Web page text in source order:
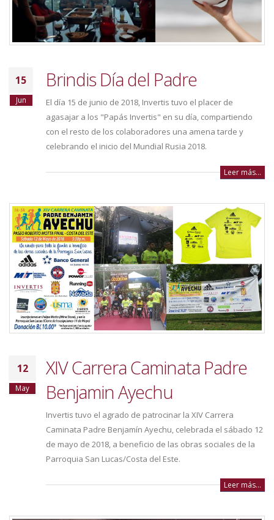
15
Jun
Brindis Día del Padre
El día 15 de junio de 2018, Invertis tuvo el placer de
agasajar a los "Papás Invertis" en su día, compartiendo
con el resto de los colaboradores una amena tarde y
celebrando el inicio del Mundial Rusia 2018.
Leer más...
12
May
XIV Carrera Caminata Padre
Benjamin Ayechu
Invertis tuvo el agrado de patrocinar la XIV Carrera
Caminata Padre Benjamín Ayechu, celebrada el sábado 12
de mayo de 2018, a beneficio de las obras sociales de la
Parroquia San Lucas/Costa del Este.
Leer más...